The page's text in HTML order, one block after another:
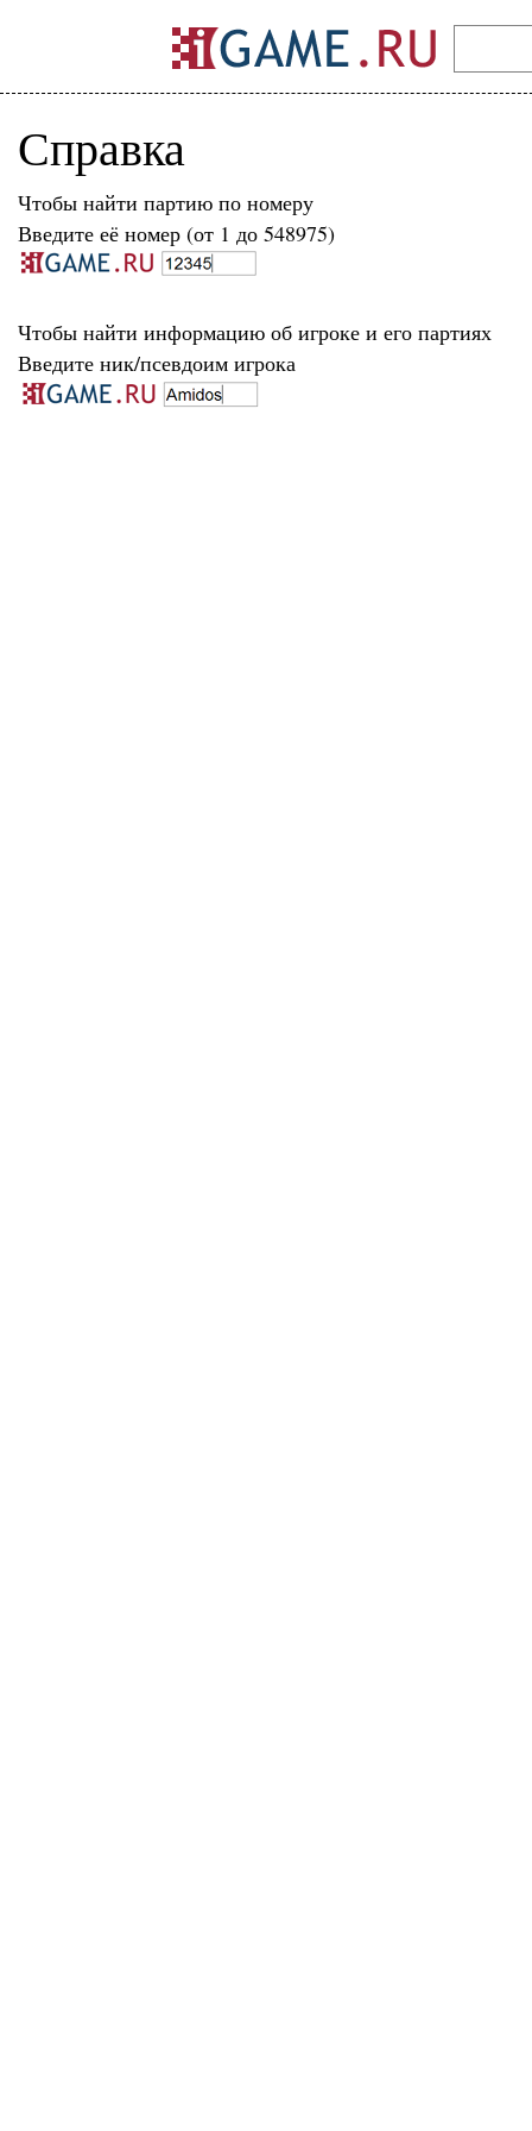
Справка
Чтобы найти партию по номеру
Введите её номер (от 1 до 548975)
Чтобы найти информацию об игроке и его партиях
Введите ник/псевдоим игрока